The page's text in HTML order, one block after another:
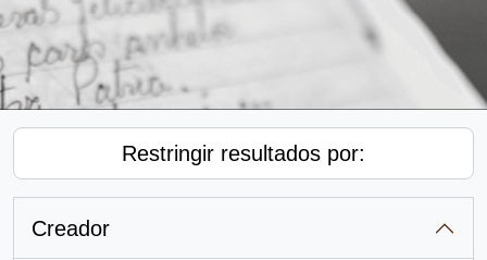
Restringir resultados por:
Creador